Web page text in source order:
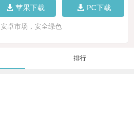
苹果下载 PC下载
安卓市场，安全绿色
排行